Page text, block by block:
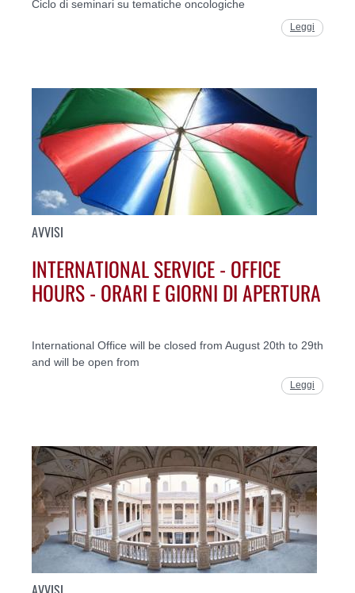
Ciclo di seminari su tematiche oncologiche
Leggi
AVVISI
INTERNATIONAL SERVICE - OFFICE
HOURS - ORARI E GIORNI DI APERTURA
International Office will be closed from August 20th to 29th
and will be open from
Leggi